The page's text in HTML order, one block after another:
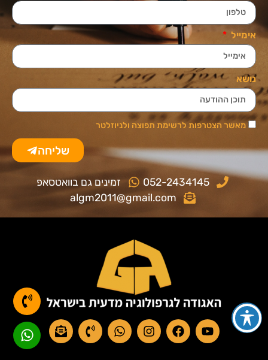
אימייל
נושא
מאשר הצטרפות לרשימת תפוצה ולניוזלטר
שליחה
052-2434145
זמינים גם בוואטסאפ
algm2011@gmail.com